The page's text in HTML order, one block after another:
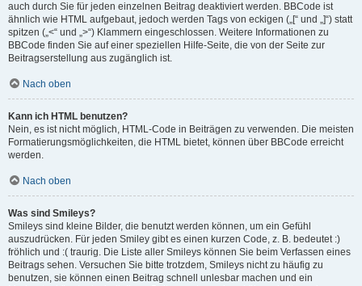
auch durch Sie für jeden einzelnen Beitrag deaktiviert werden. BBCode ist
ähnlich wie HTML aufgebaut, jedoch werden Tags von eckigen („[“ und „]“) statt
spitzen („<“ und „>“) Klammern eingeschlossen. Weitere Informationen zu
BBCode finden Sie auf einer speziellen Hilfe-Seite, die von der Seite zur
Beitragserstellung aus zugänglich ist.
Nach oben
Kann ich HTML benutzen?
Nein, es ist nicht möglich, HTML-Code in Beiträgen zu verwenden. Die meisten
Formatierungsmöglichkeiten, die HTML bietet, können über BBCode erreicht
werden.
Nach oben
Was sind Smileys?
Smileys sind kleine Bilder, die benutzt werden können, um ein Gefühl
auszudrücken. Für jeden Smiley gibt es einen kurzen Code, z. B. bedeutet :)
fröhlich und :( traurig. Die Liste aller Smileys können Sie beim Verfassen eines
Beitrags sehen. Versuchen Sie bitte trotzdem, Smileys nicht zu häufig zu
benutzen, sie können einen Beitrag schnell unlesbar machen und ein